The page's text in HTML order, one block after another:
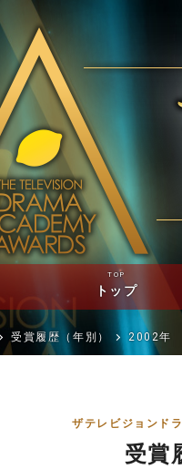
TOP
トップ
受賞履歴（年別） 2002年
ザテレビジョンド
受賞